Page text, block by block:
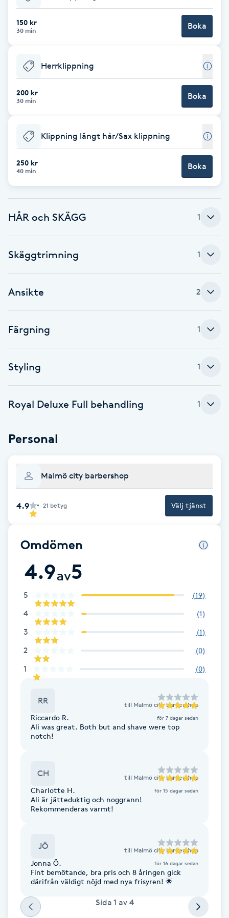
Babylights
Balayage
Barber
Barnklippning
BIAB
Bottenfärg
Brynfärgning
Bröllopsuppsättning
C
Celluliter
Coachning
Color correction
Damklippning
Enzympeeling
Extensions
Extensions borttagning
Face framing
Fettreducering
Fibromassage
Fotmassage
150 kr
30 min Boka
Herrklippning
200 kr
30 min Boka
Klippning långt hår/Sax klippning
250 kr
40 min Boka
HÅR och SKÄGG 1
Skäggtrimning 1
Ansikte 2
Färgning 1
Styling 1
Royal Deluxe Full behandling 1
Personal
Malmö city barbershop
4.9 21 betyg Välj tjänst
Omdömen
4.9av5
5 (19)
4 (1)
3 (1)
2 (0)
1 (0)
RR till Malmö city barbershop
Riccardo R. för 7 dagar sedan
Ali was great. Both but and shave were top
notch!
CH till Malmö city barbershop
Charlotte H. för 15 dagar sedan
Ali är jätteduktig och noggrann!
Rekommenderas varmt!
JÖ till Malmö city barbershop
Jonna Ö. för 16 dagar sedan
Fint bemötande, bra pris och 8 åringen gick
därifrån väldigt nöjd med nya frisyren! 🌟
Sida 1 av 4